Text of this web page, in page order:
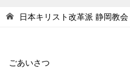
日本キリスト改革派 静岡教会
ごあいさつ